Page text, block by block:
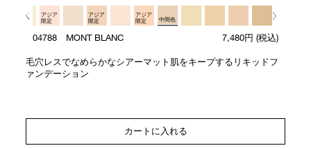
アジア
限定
アジア
限定
アジア
限定
中間色
04788 MONT BLANC 7,480円 (税込)
毛穴レスでなめらかなシアーマット肌をキープするリキッドフ
ァンデーション
カートに入れる